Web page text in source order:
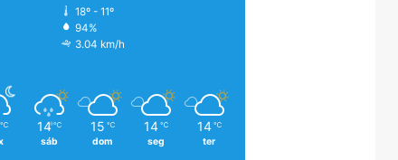
18º - 11º
94%
3.04 km/h
℃ 14 ℃
sáb
15 ℃
dom
14 ℃
seg
14 ℃
ter